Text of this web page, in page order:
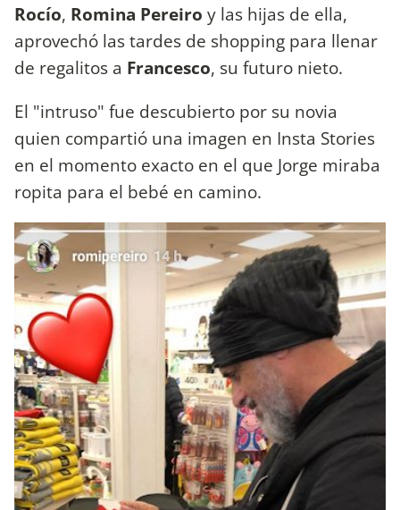
Rocío, Romina Pereiro y las hijas de ella,
aprovechó las tardes de shopping para llenar
de regalitos a Francesco, su futuro nieto.
El "intruso" fue descubierto por su novia
quien compartió una imagen en Insta Stories
en el momento exacto en el que Jorge miraba
ropita para el bebé en camino.